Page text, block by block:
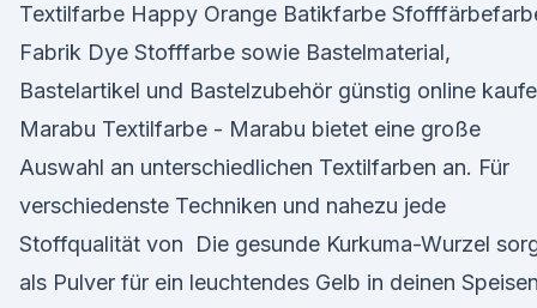
Textilfarbe Happy Orange Batikfarbe
Fabrik Dye Stofffarbe sowie Bastelmaterial,
Bastelartikel und Bastelzubehör günstig online
Marabu Textilfarbe - Marabu bietet eine große
Auswahl an unterschiedlichen Textilfarben an. Für
verschiedenste Techniken und nahezu jede
Stoffqualität von Die gesunde Kurkuma-Wurzel
als Pulver für ein leuchtendes Gelb in deinen